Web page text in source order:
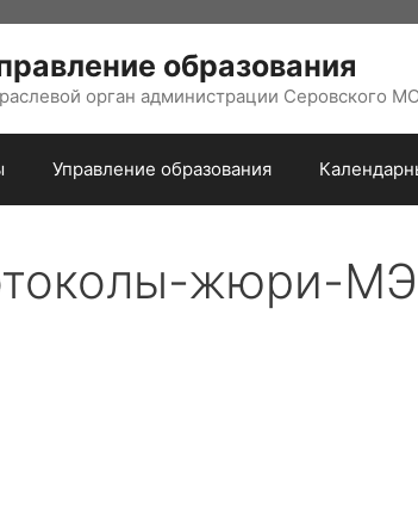
образования
орган администрации Серовского
Управление образования
жюри-